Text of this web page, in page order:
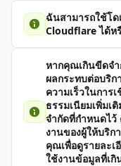
Plesk ไม่รองรั
อย่างไรก็ตาม
หลายคนได้โดยต
ฉันสามารถใช้โ
Cloudflare ได้ห
ชื่อโดเมนและ
hosting.com/
หากคุณเกินขีดจำ
ผลกระทบต่อบริ
ความเร็วในการ
ธรรมเนียมเพิ่มเ
จำกัดที่กำหนดไ
งานของผู้ให้บริก
คุณเพื่อดูรายละเ
ใช้งานข้อมูลที่เ